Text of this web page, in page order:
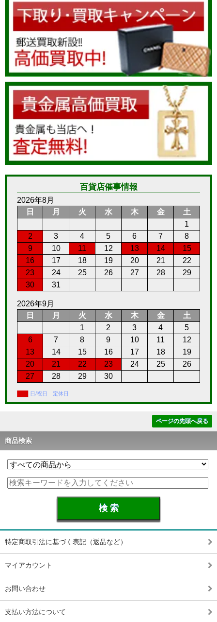
百貨店催事情報
2026年8月
日
月 火 水 木 金
土
1
2
3 4 5 6 7
8
9
10 11 12 13 14
15
16
17 18 19 20 21
22
23
24 25 26 27 28
29
30
31
2026年9月
日
月 火 水 木 金
土
1
2 3 4
5
6
7 8 9 10 11
12
13
14 15 16 17 18
19
20
21 22 23 24 25
26
27
28 29 30
日/祝日 定休日
ページの先頭へ戻る
商品検索
特定商取引法に基づく表記（返品など）
マイアカウント
お問い合わせ
支払い方法について